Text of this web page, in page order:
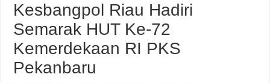
Kesbangpol Riau Hadiri
Semarak HUT Ke-72
Kemerdekaan RI PKS
Pekanbaru